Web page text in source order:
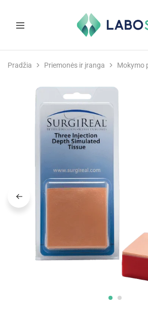
ir
Pradžia Priemonės ir įranga Mokymo